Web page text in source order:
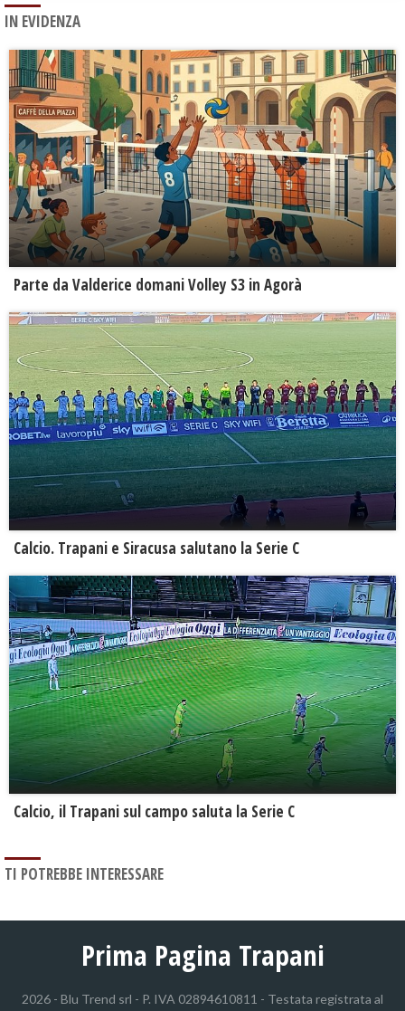
IN EVIDENZA
Parte da Valderice domani Volley S3 in Agorà
Calcio. Trapani e Siracusa salutano la Serie C
Calcio, il Trapani sul campo saluta la Serie C
TI POTREBBE INTERESSARE
Prima Pagina Trapani
2026 - Blu Trend srl - P. IVA 02894610811 - Testata registrata al